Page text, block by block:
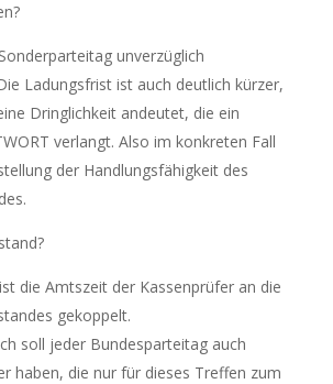
unverzüglich
Ladungsfrist ist auch deutlich kürzer,
Dringlichkeit andeutet, die ein
verlangt. Also im konkreten Fall
der Handlungsfähigkeit des
die Amtszeit der Kassenprüfer an die
gekoppelt.
soll jeder Bundesparteitag auch
haben, die nur für dieses Treffen zum